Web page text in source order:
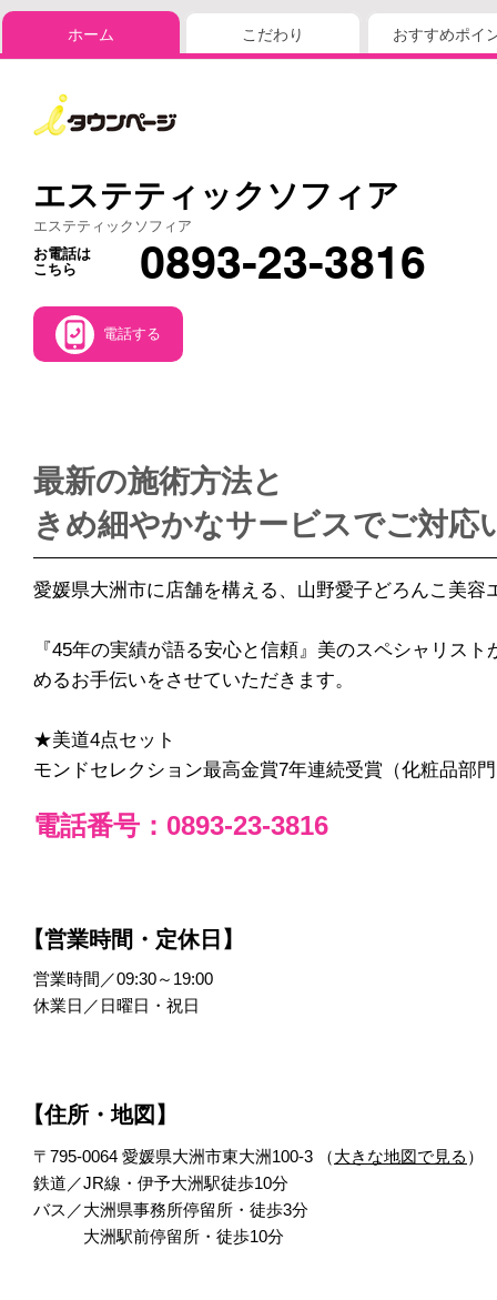
ホーム こだわり おすすめポイ
エステティックソフィア
エステティックソフィア
お電話は
こちら
0893-23-3816
電話する
最新の施術方法と
きめ細やかなサービスでご対応
愛媛県大洲市に店舗を構える、山野愛子どろんこ美容
『45年の実績が語る安心と信頼』美のスペシャリス
めるお手伝いをさせていただきます。
★美道4点セット
モンドセレクション最高金賞7年連続受賞（化粧品部
電話番号：0893-23-3816
【営業時間・定休日】
営業時間／09:30～19:00
休業日／日曜日・祝日
【住所・地図】
〒795-0064 愛媛県大洲市東大洲100-3 （大きな地図で見る ）
鉄道／JR線・伊予大洲駅徒歩10分
バス／大洲県事務所停留所・徒歩3分
大洲駅前停留所・徒歩10分